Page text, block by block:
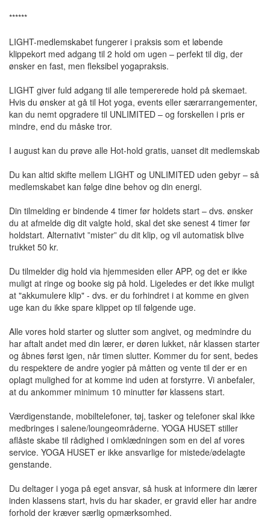
******
LIGHT-medlemskabet fungerer i praksis som et løbende
klippekort med adgang til 2 hold om ugen – perfekt til dig, der
ønsker en fast, men fleksibel yogapraksis.
LIGHT giver fuld adgang til alle tempererede hold på skemaet.
Hvis du ønsker at gå til Hot yoga, events eller særarrangementer,
kan du nemt opgradere til UNLIMITED – og forskellen i pris er
mindre, end du måske tror.
I august kan du prøve alle Hot-hold gratis, uanset dit medlemskab
Du kan altid skifte mellem LIGHT og UNLIMITED uden gebyr – så
medlemskabet kan følge dine behov og din energi.
Din tilmelding er bindende 4 timer før holdets start – dvs. ønsker
du at afmelde dig dit valgte hold, skal det ske senest 4 timer før
holdstart. Alternativt ”mister” du dit klip, og vil automatisk blive
trukket 50 kr.
Du tilmelder dig hold via hjemmesiden eller APP, og det er ikke
muligt at ringe og booke sig på hold. Ligeledes er det ikke muligt
at "akkumulere klip" - dvs. er du forhindret i at komme en given
uge kan du ikke spare klippet op til følgende uge.
Alle vores hold starter og slutter som angivet, og medmindre du
har aftalt andet med din lærer, er døren lukket, når klassen starter
og åbnes først igen, når timen slutter. Kommer du for sent, bedes
du respektere de andre yogier på måtten og vente til der er en
oplagt mulighed for at komme ind uden at forstyrre. Vi anbefaler,
at du ankommer minimum 10 minutter før klassens start.
Værdigenstande, mobiltelefoner, tøj, tasker og telefoner skal ikke
medbringes i salene/loungeområderne. YOGA HUSET stiller
aflåste skabe til rådighed i omklædningen som en del af vores
service. YOGA HUSET er ikke ansvarlige for mistede/ødelagte
genstande.
Du deltager i yoga på eget ansvar, så husk at informere din lærer
inden klassens start, hvis du har skader, er gravid eller har andre
forhold der kræver særlig opmærksomhed.